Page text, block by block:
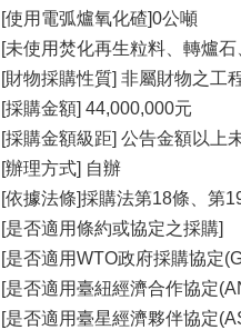
[使用電弧爐氧化碴]0公噸
[未使用焚化再生粒料、轉爐
[財物採購性質] 非屬財物之工
[採購金額] 44,000,000元
[採購金額級距] 公告金額以上
[辦理方式] 自辦
[依據法條]採購法第18條、第
[是否適用條約或協定之採購]
[是否適用WTO政府採購協定
[是否適用臺紐經濟合作協定
[是否適用臺星經濟夥伴協定